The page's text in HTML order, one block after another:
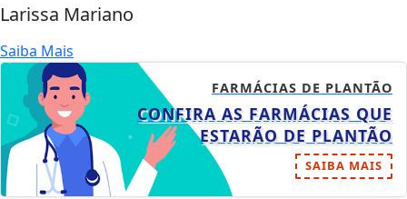
Larissa Mariano
Saiba Mais
FARMÁCIAS DE PLANTÃO
CONFIRA AS FARMÁCIAS QUE
ESTARÃO DE PLANTÃO
SAIBA MAIS